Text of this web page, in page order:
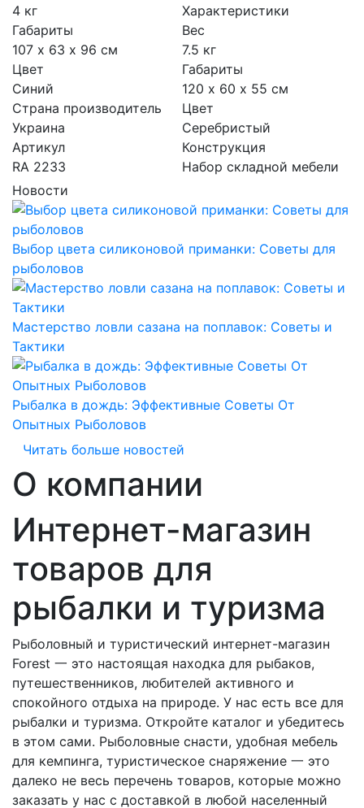
4 кг
Габариты
107 х 63 х 96 см
Цвет
Синий
Страна производитель
Украина
Артикул
RA 2233
Характеристики
Вес
7.5 кг
Габариты
120 х 60 х 55 см
Цвет
Серебристый
Конструкция
Набор складной мебели
Украина
RA 1106
Новости
Выбор цвета силиконовой приманки: Советы для
рыболовов
Мастерство ловли сазана на поплавок: Советы и
Тактики
Рыбалка в дождь: Эффективные Советы От
Опытных Рыболовов
Читать больше новостей
О компании
Интернет-магазин
товаров для
рыбалки и туризма
Рыболовный и туристический интернет-магазин
Forest 一 это настоящая находка для рыбаков,
путешественников, любителей активного и
спокойного отдыха на природе. У нас есть все для
рыбалки и туризма. Откройте каталог и убедитесь
в этом сами. Рыболовные снасти, удобная мебель
для кемпинга, туристическое снаряжение 一 это
далеко не весь перечень товаров, которые можно
заказать у нас с доставкой в любой населенный